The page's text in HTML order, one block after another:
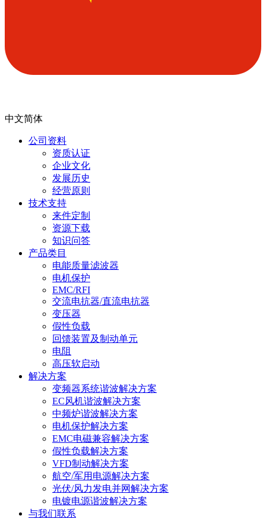
中文简体
公司资料
资质认证
企业文化
发展历史
经营原则
技术支持
来件定制
资源下载
知识问答
产品类目
电能质量滤波器
电机保护
EMC/RFI
交流电抗器/直流电抗器
变压器
假性负载
回馈装置及制动单元
电阻
高压软启动
解决方案
变频器系统谐波解决方案
EC风机谐波解决方案
中频炉谐波解决方案
电机保护解决方案
EMC电磁兼容解决方案
假性负载解决方案
VFD制动解决方案
航空/军用电源解决方案
光伏/风力发电并网解决方案
电镀电源谐波解决方案
与我们联系